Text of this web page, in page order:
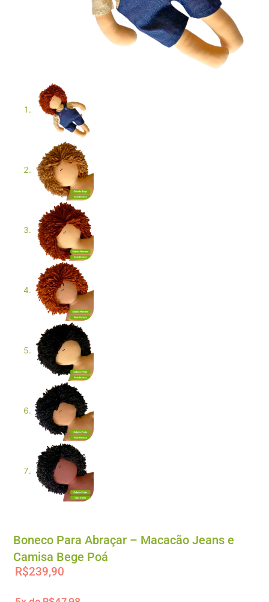
Boneco Para Abraçar – Macacão Jeans e
Camisa Bege Poá
R$239,90